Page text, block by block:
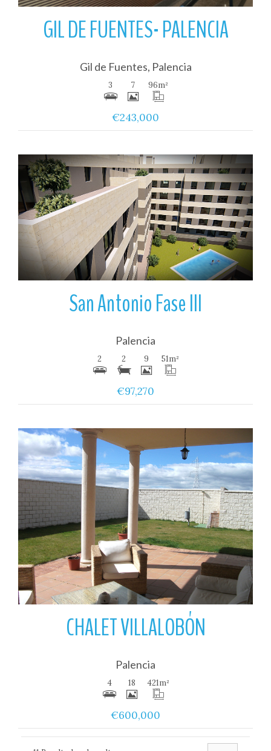
GIL DE FUENTES- PALENCIA
Gil de Fuentes, Palencia
3 7 96m²
€243,000
Ver
San Antonio Fase III
Palencia
2 2 9 51m²
€97,270
Ver
CHALET VILLALOBÓN
Palencia
4 18 421m²
€600,000